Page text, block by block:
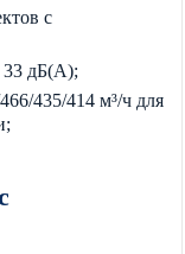
с
дБ(А);
435/414 м³/ч для